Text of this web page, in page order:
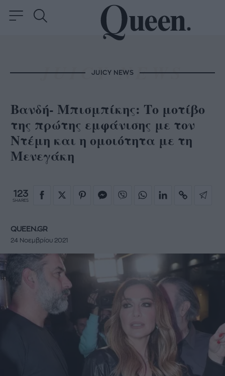
JUICY NEWS
Βανδή- Μπισμπίκης: Το μοτίβο
της πρώτης εμφάνισης με τον
Ντέμη και η ομοιότητα με τη
Μενεγάκη
123
SHARES
QUEEN.GR
24 Νοεμβρίου 2021